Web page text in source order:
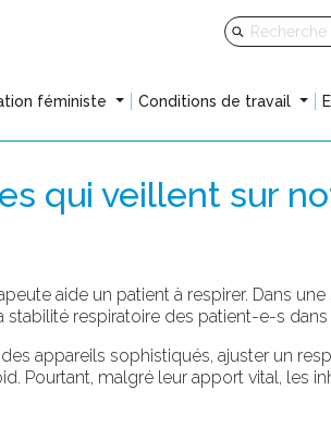
féministe Conditions de travail
qui veillent sur
aide un patient à respirer. Dans
respiratoire des patient-e-s
appareils sophistiqués, ajuster un
Pourtant, malgré leur apport vital, les